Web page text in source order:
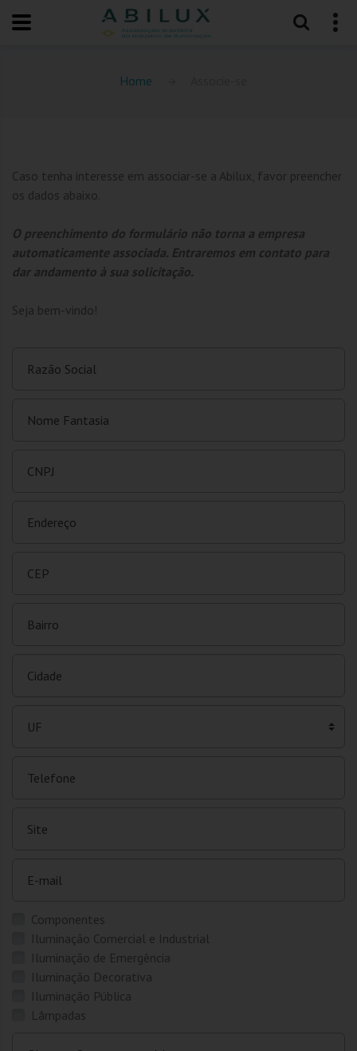
Home
Caso tenha interesse em associar-se a Abilux, favor preencher
os dados abaixo.
O preenchimento do formulário não torna a empresa
automaticamente associada. Entraremos em contato para
dar andamento à sua solicitação.
Seja bem-vindo!
Razão Social
Nome Fantasia
CNPJ
Endereço
CEP
Bairro
Cidade
UF
Telefone
Site
E-mail
Componentes
Iluminação Comercial e Industrial
Iluminação de Emergência
Iluminação Decorativa
Iluminação Pública
Lâmpadas